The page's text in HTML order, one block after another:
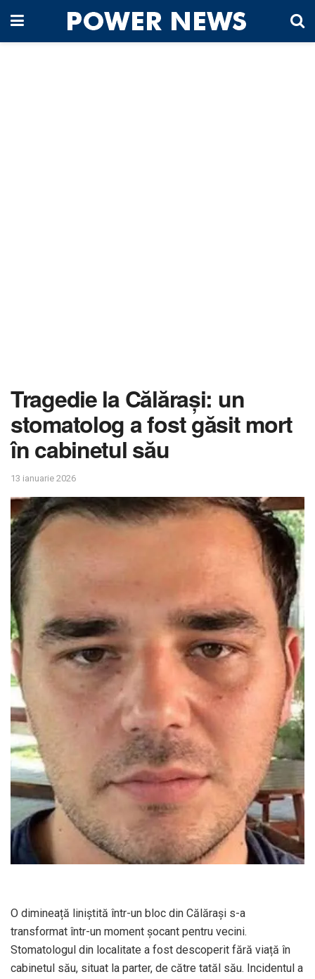
Tragedie la Călărași: un
stomatolog a fost găsit mort
în cabinetul său
13 ianuarie 2026
O dimineață liniștită într-un bloc din Călărași s-a
transformat într-un moment șocant pentru vecini.
Stomatologul din localitate a fost descoperit fără viață în
cabinetul său, situat la parter, de către tatăl său. Incidentul a